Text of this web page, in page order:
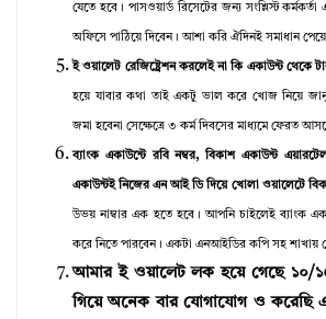
যেতে হবে। পাসওয়ার্ড রিসেটের জন্য সংশ্লিস্ট
অফিসে পাঠিয়ে দিবেন। আশা করি ঐদিনই সমাধান পেয়ে
ই ওয়ালেট রেজিষ্ট্রেশন করলেই না কি একাউন্ট থেকে
হয়ে যাবার কথা তাই একটু ভাল করে খোজ নিয়ে
জমা হবেনা সেক্ষেত্রে ৩ কর্ম দিবসের মাধ্যমে ফেরত
ব্যাংক একাউন্টে রবি নম্বর, বিকাশ একাউন্ট
একাউন্টই নিজের এন আই ডি দিয়ে খোলা ওয়ালেটে
উভয় নাম্বার এক হতে হবে। আপনি চাইলেই ব্যাংক
করে নিতে পারবেন। একটা এনআইডির কপি সহ শাখায়
আমার ই ওয়ালেট লক হয়ে গেছে ১০/
গিয়ে অনেক বার যোগাযোগ ও করেছি